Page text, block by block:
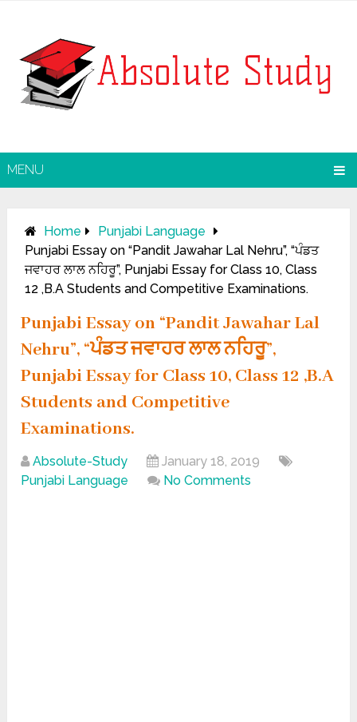
MENU
Home
Punjabi Language
Punjabi Essay on “Pandit Jawahar Lal Nehru”, “ਪੰਡਤ
ਜਵਾਹਰ ਲਾਲ ਨਹਿਰੂ”, Punjabi Essay for Class 10, Class
12 ,B.A Students and Competitive Examinations.
Punjabi Essay on “Pandit Jawahar Lal
Nehru”, “ਪੰਡਤ ਜਵਾਹਰ ਲਾਲ ਨਹਿਰੂ”,
Punjabi Essay for Class 10, Class 12 ,B.A
Students and Competitive
Examinations.
Absolute-Study
January 18, 2019
Punjabi Language
No Comments